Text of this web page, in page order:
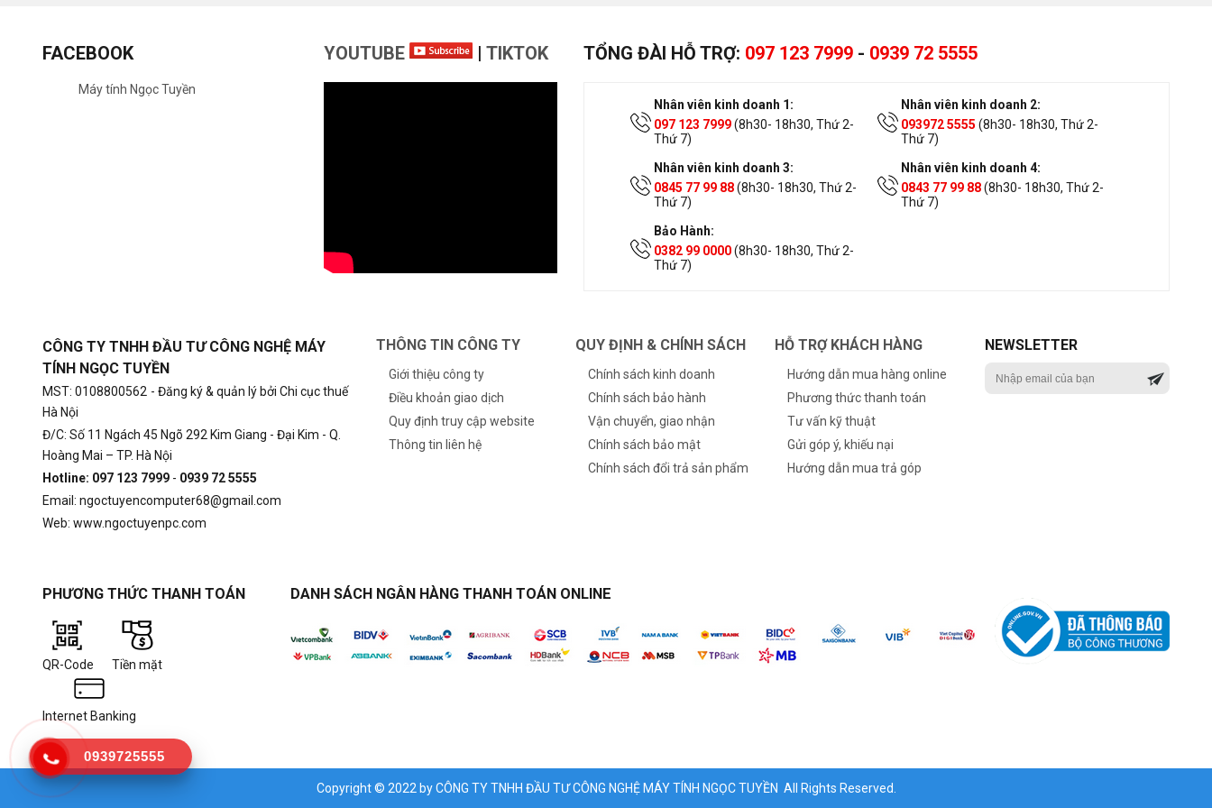
FACEBOOK
Máy tính Ngọc Tuyền
YOUTUBE | TIKTOK TỔNG ĐÀI HỖ TRỢ: 097 123 7999 - 0939 72 5555
Nhân viên kinh doanh 1:
097 123 7999(8h30- 18h30, Thứ 2-
Thứ 7)
Nhân viên kinh doanh 2:
093972 5555 (8h30- 18h30, Thứ 2-
Thứ 7)
Nhân viên kinh doanh 3:
0845 77 99 88(8h30- 18h30, Thứ 2-
Thứ 7)
Nhân viên kinh doanh 4:
0843 77 99 88(8h30- 18h30, Thứ 2-
Thứ 7)
Bảo Hành:
0382 99 0000(8h30- 18h30, Thứ 2-
Thứ 7)
CÔNG TY TNHH ĐẦU TƯ CÔNG NGHỆ MÁY
TÍNH NGỌC TUYỀN
MST: 0108800562 - Đăng ký & quản lý bởi Chi cục thuế
Hà Nội
Đ/C: Số 11 Ngách 45 Ngõ 292 Kim Giang - Đại Kim - Q.
Hoàng Mai – TP. Hà Nội
Hotline: 097 123 7999 - 0939 72 5555
Email: ngoctuyencomputer68@gmail.com
Web: www.ngoctuyenpc.com
THÔNG TIN CÔNG TY
Giới thiệu công ty
Điều khoản giao dịch
Quy định truy cập website
Thông tin liên hệ
QUY ĐỊNH & CHÍNH SÁCH
Chính sách kinh doanh
Chính sách bảo hành
Vận chuyển, giao nhận
Chính sách bảo mật
Chính sách đổi trả sản phẩm
HỖ TRỢ KHÁCH HÀNG
Hướng dẫn mua hàng online
Phương thức thanh toán
Tư vấn kỹ thuật
Gửi góp ý, khiếu nại
Hướng dẫn mua trả góp
NEWSLETTER
PHƯƠNG THỨC THANH TOÁN
QR-Code Tiền mặt
Internet Banking
DANH SÁCH NGÂN HÀNG THANH TOÁN ONLINE
Copyright © 2022 by CÔNG TY TNHH ĐẦU TƯ CÔNG NGHỆ MÁY TÍNH NGỌC TUYỀN All Rights Reserved.
0939725555